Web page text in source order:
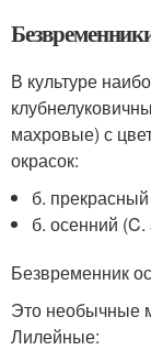
В культуре
махровые) с
окрасок:
б.
б. осенний
Безвременник
Это необычные
Лилейные: